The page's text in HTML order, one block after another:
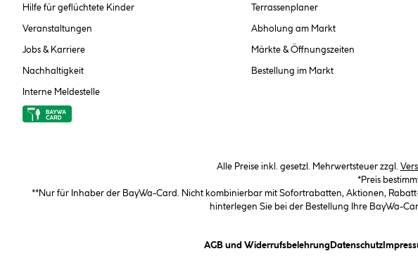
Hilfe für geflüchtete Kinder
Veranstaltungen
Jobs & Karriere
Nachhaltigkeit
Interne Meldestelle
Terrassenplaner
Abholung am Markt
Märkte & Öffnungszeiten
Bestellung im Markt
Alle Preise inkl. gesetzl. Mehrwertsteuer zzgl.
*Preis
**Nur für Inhaber der BayWa-Card. Nicht kombinierbar mit Sofortrabatten, Aktionen,
hinterlegen Sie bei der Bestellung Ihre BayWa-
AGB und Widerrufsbelehrung(öffnet ein
Datenschutz(öffnet